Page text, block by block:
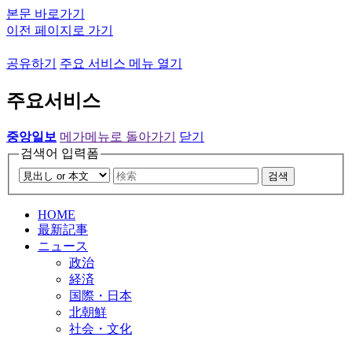
본문 바로가기
이전 페이지로 가기
공유하기 주요 서비스 메뉴 열기
주요서비스
중앙일보 메가메뉴로 돌아가기
닫기
검색어 입력폼
검색
HOME
最新記事
ニュース
政治
経済
国際・日本
北朝鮮
社会・文化